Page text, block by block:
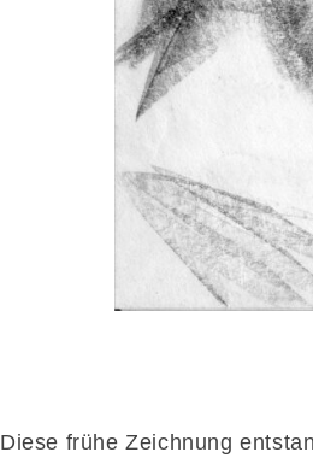
Diese frühe Zeichnung